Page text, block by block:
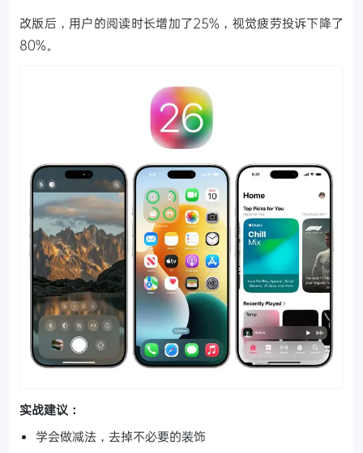
改版后，用户的阅读时长增加了25%，视觉疲劳投诉下降了
80%。
实战建议：
学会做减法，去掉不必要的装饰